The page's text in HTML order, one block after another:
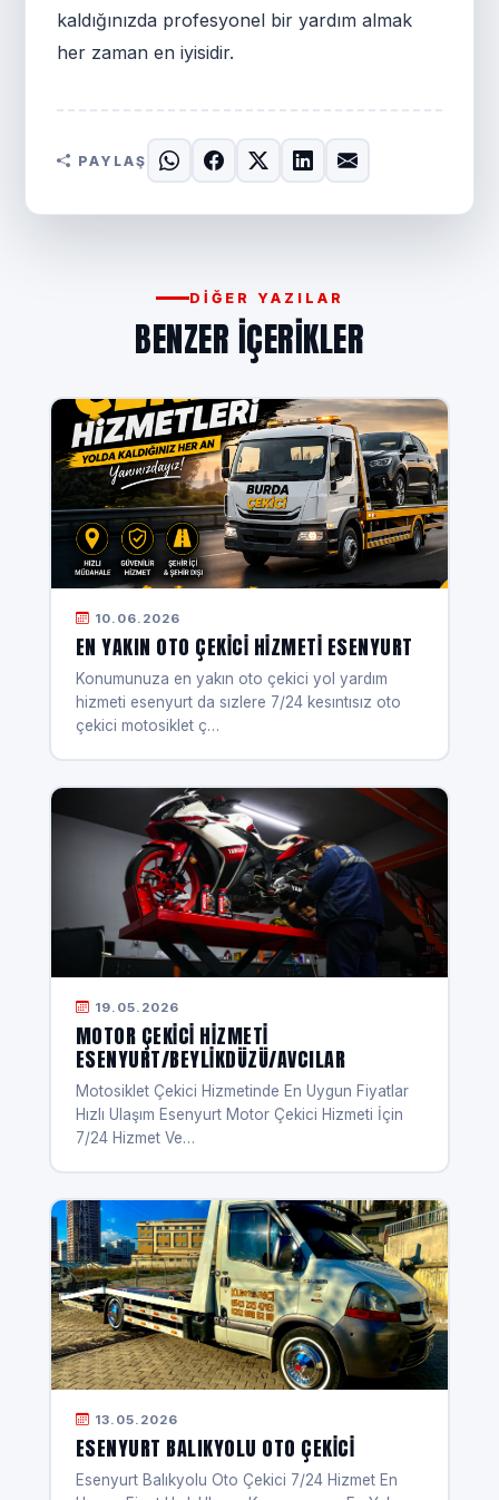
kaldığınızda profesyonel bir yardım almak
her zaman en iyisidir.
PAYLAŞ
DIĞER YAZILAR
BENZER IÇERIKLER
10.06.2026
EN YAKIN OTO ÇEKICI HIZMETI ESENYURT
Konumunuza en yakın oto çekici yol yardım
hizmeti esenyurt da sızlere 7/24 kesıntısız oto
çekici motosiklet ç…
19.05.2026
MOTOR ÇEKICI HIZMETI
ESENYURT/BEYLIKDÜZÜ/AVCILAR
Motosiklet Çekici Hizmetinde En Uygun Fiyatlar
Hızlı Ulaşım Esenyurt Motor Çekici Hizmeti İçin
7/24 Hizmet Ve…
13.05.2026
ESENYURT BALIKYOLU OTO ÇEKICI
Esenyurt Balıkyolu Oto Çekici 7/24 Hizmet En